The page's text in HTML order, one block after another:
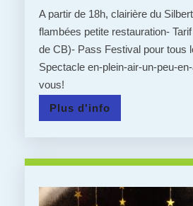
–
DU
–
A partir de 18h, clairière du
flambées petite restauration-
de CB)- Pass Festival pour tous
Spectacle en-plein-air-un-peu-
vous!
Plus d'info
d'info